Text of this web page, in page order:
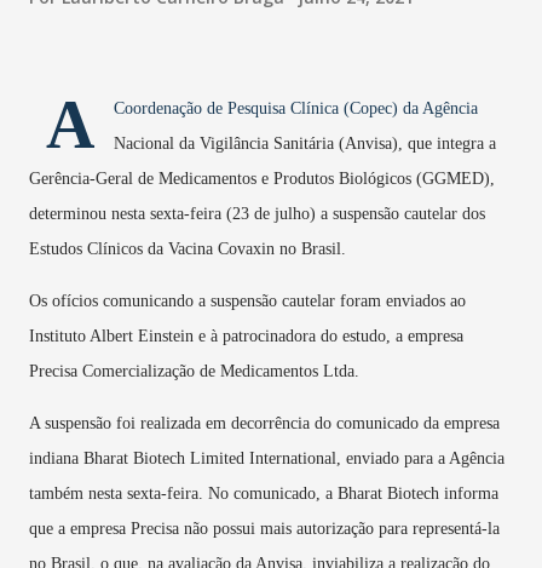
A
Coordenação de Pesquisa Clínica (Copec) da Agência
Nacional da Vigilância Sanitária (Anvisa), que integra a
Gerência-Geral de Medicamentos e Produtos Biológicos (GGMED),
determinou nesta sexta-feira (23 de julho) a suspensão cautelar dos
Estudos Clínicos da Vacina Covaxin no Brasil.
Os ofícios comunicando a suspensão cautelar foram enviados ao
Instituto Albert Einstein e à patrocinadora do estudo, a empresa
Precisa Comercialização de Medicamentos Ltda.
A suspensão foi realizada em decorrência do comunicado da empresa
indiana Bharat Biotech Limited International, enviado para a Agência
também nesta sexta-feira. No comunicado, a Bharat Biotech informa
que a empresa Precisa não possui mais autorização para representá-la
no Brasil, o que, na avaliação da Anvisa, inviabiliza a realização do